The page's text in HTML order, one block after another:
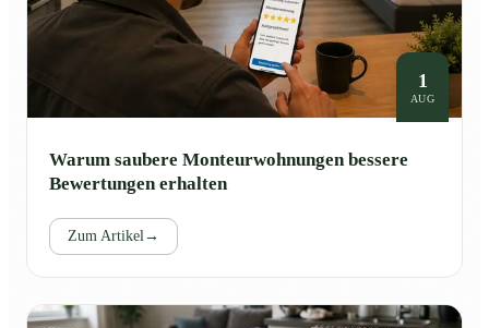
1
AUG
Warum saubere Monteurwohnungen bessere
Bewertungen erhalten
Zum Artikel→